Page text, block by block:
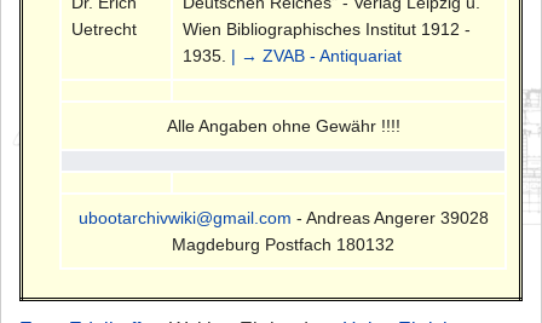
Uetrecht
Wien Bibliographisches Institut 1912 -
1935. | → ZVAB - Antiquariat
Alle Angaben ohne Gewähr !!!!
ubootarchivwiki@gmail.com - Andreas Angerer 39028
Magdeburg Postfach 180132